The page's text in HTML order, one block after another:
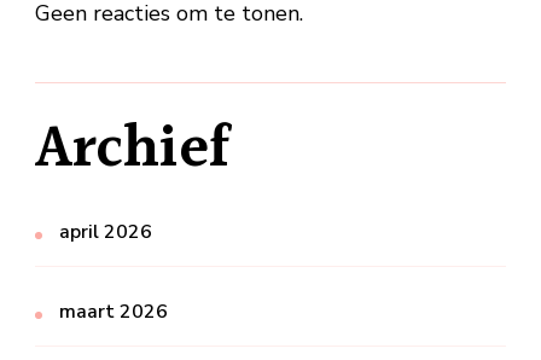
Geen reacties om te tonen.
Archief
april 2026
maart 2026